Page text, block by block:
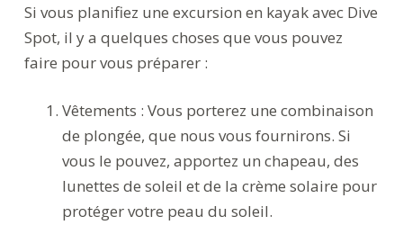
Si vous planifiez une excursion en kayak avec Dive
Spot, il y a quelques choses que vous pouvez
faire pour vous préparer :
Vêtements : Vous porterez une combinaison
de plongée, que nous vous fournirons. Si
vous le pouvez, apportez un chapeau, des
lunettes de soleil et de la crème solaire pour
protéger votre peau du soleil.